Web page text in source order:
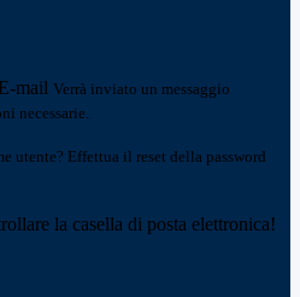
E-mail Verrà inviato un messaggio
necessarie.
utente? Effettua il reset della password
la casella di posta elettronica!